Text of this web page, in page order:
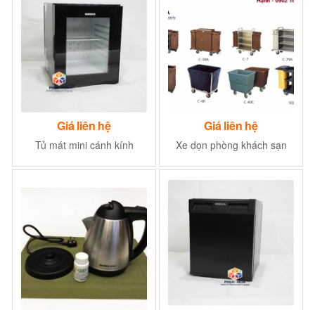
Giá liên hệ
Tủ mát mini cánh kính
Giá liên hệ
Xe dọn phòng khách sạn